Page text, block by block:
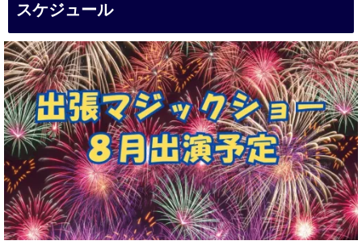
スケジュール